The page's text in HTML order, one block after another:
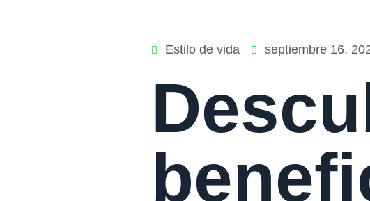
Estilo de vida septiembre 16,